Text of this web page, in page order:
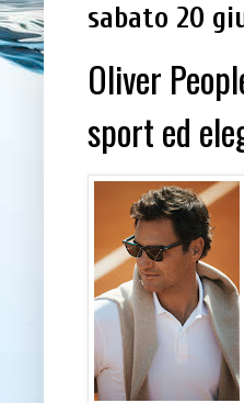
sabato 20
Oliver
sport ed